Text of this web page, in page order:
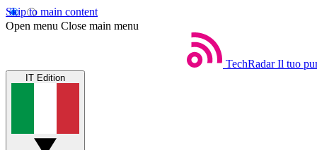
Skip to main content
Open menu Close main menu
TechRadar Il tuo
IT Edition